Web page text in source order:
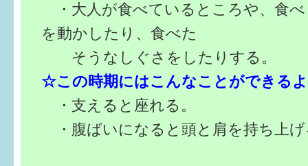
・大人が食べているところや、食
を動かしたり、食べた
そうなしぐさをしたりする。
☆この時期にはこんなことができる
・支えると座れる。
・腹ばいになると頭と肩を持ち上げ